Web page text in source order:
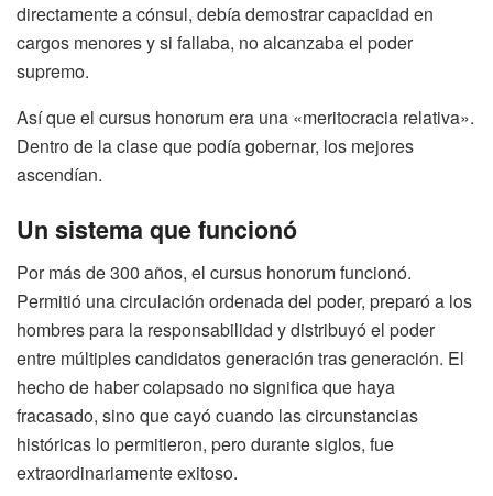
directamente a cónsul, debía demostrar capacidad en
cargos menores y si fallaba, no alcanzaba el poder
supremo.
Así que el cursus honorum era una «meritocracia relativa».
Dentro de la clase que podía gobernar, los mejores
ascendían.
Un sistema que funcionó
Por más de 300 años, el cursus honorum funcionó.
Permitió una circulación ordenada del poder, preparó a los
hombres para la responsabilidad y distribuyó el poder
entre múltiples candidatos generación tras generación. El
hecho de haber colapsado no significa que haya
fracasado, sino que cayó cuando las circunstancias
históricas lo permitieron, pero durante siglos, fue
extraordinariamente exitoso.